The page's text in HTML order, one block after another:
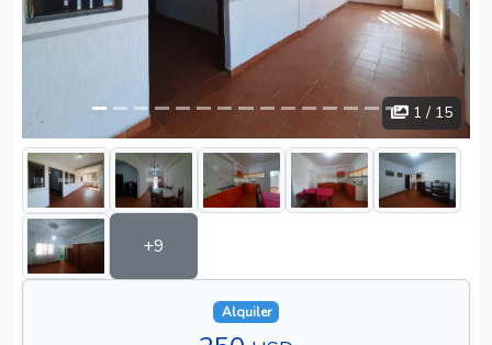
1 / 15
+9
Alquiler